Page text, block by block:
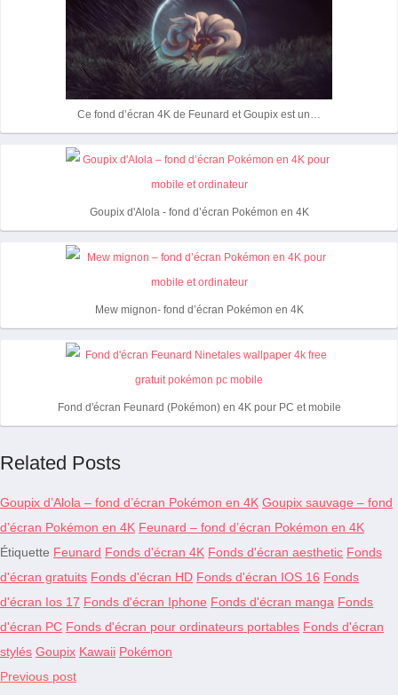
Ce fond d’écran 4K de Feunard et Goupix est un…
Goupix d'Alola - fond d’écran Pokémon en 4K
Mew mignon- fond d’écran Pokémon en 4K
Fond d'écran Feunard (Pokémon) en 4K pour PC et mobile
Related Posts
Goupix d’Alola – fond d’écran Pokémon en 4K Goupix sauvage – fond
d’écran Pokémon en 4K Feunard – fond d’écran Pokémon en 4K
Étiquette Feunard Fonds d'écran 4K Fonds d'écran aesthetic Fonds
d'écran gratuits Fonds d'écran HD Fonds d'écran IOS 16 Fonds
d'écran Ios 17 Fonds d'écran Iphone Fonds d'écran manga Fonds
d'écran PC Fonds d'écran pour ordinateurs portables Fonds d'écran
stylés Goupix Kawaii Pokémon
Previous post